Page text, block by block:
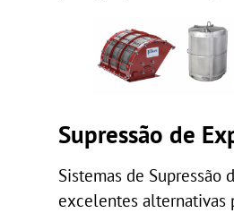
Supressão de
Sistemas de Supressão
excelentes alternativas